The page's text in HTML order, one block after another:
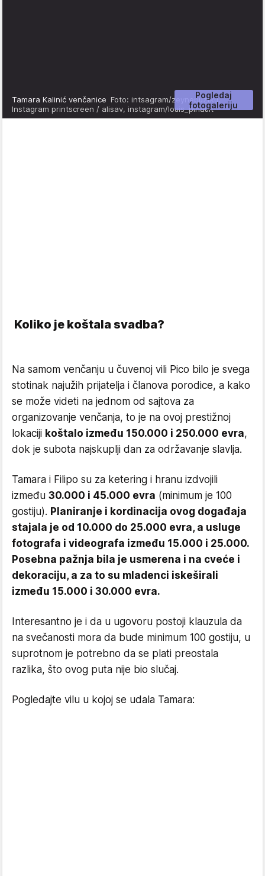
Pogledaj
fotogaleriju
Tamara Kalinić venčanice Foto: intsagram/zeynepuztku,
Instagram printscreen / alisav, instagram/louis_pinault
Koliko je koštala svadba?
Na samom venčanju u čuvenoj vili Pico bilo je svega
stotinak najužih prijatelja i članova porodice, a kako
se može videti na jednom od sajtova za
organizovanje venčanja, to je na ovoj prestižnoj
lokaciji koštalo između 150.000 i 250.000 evra,
dok je subota najskuplji dan za održavanje slavlja.
Tamara i Filipo su za ketering i hranu izdvojili
između 30.000 i 45.000 evra (minimum je 100
gostiju). Planiranje i kordinacija ovog događaja
stajala je od 10.000 do 25.000 evra, a usluge
fotografa i videografa između 15.000 i 25.000.
Posebna pažnja bila je usmerena i na cveće i
dekoraciju, a za to su mladenci iskeširali
između 15.000 i 30.000 evra.
Interesantno je i da u ugovoru postoji klauzula da
na svečanosti mora da bude minimum 100 gostiju, u
suprotnom je potrebno da se plati preostala
razlika, što ovog puta nije bio slučaj.
Pogledajte vilu u kojoj se udala Tamara: